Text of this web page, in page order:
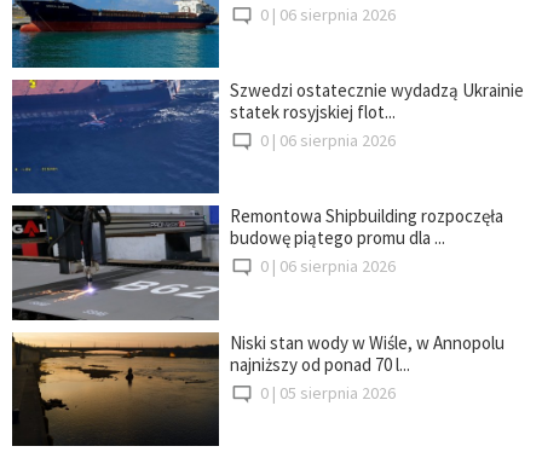
0 | 06 sierpnia 2026
Szwedzi ostatecznie wydadzą Ukrainie
statek rosyjskiej flot...
0 | 06 sierpnia 2026
Remontowa Shipbuilding rozpoczęła
budowę piątego promu dla ...
0 | 06 sierpnia 2026
Niski stan wody w Wiśle, w Annopolu
najniższy od ponad 70 l...
0 | 05 sierpnia 2026